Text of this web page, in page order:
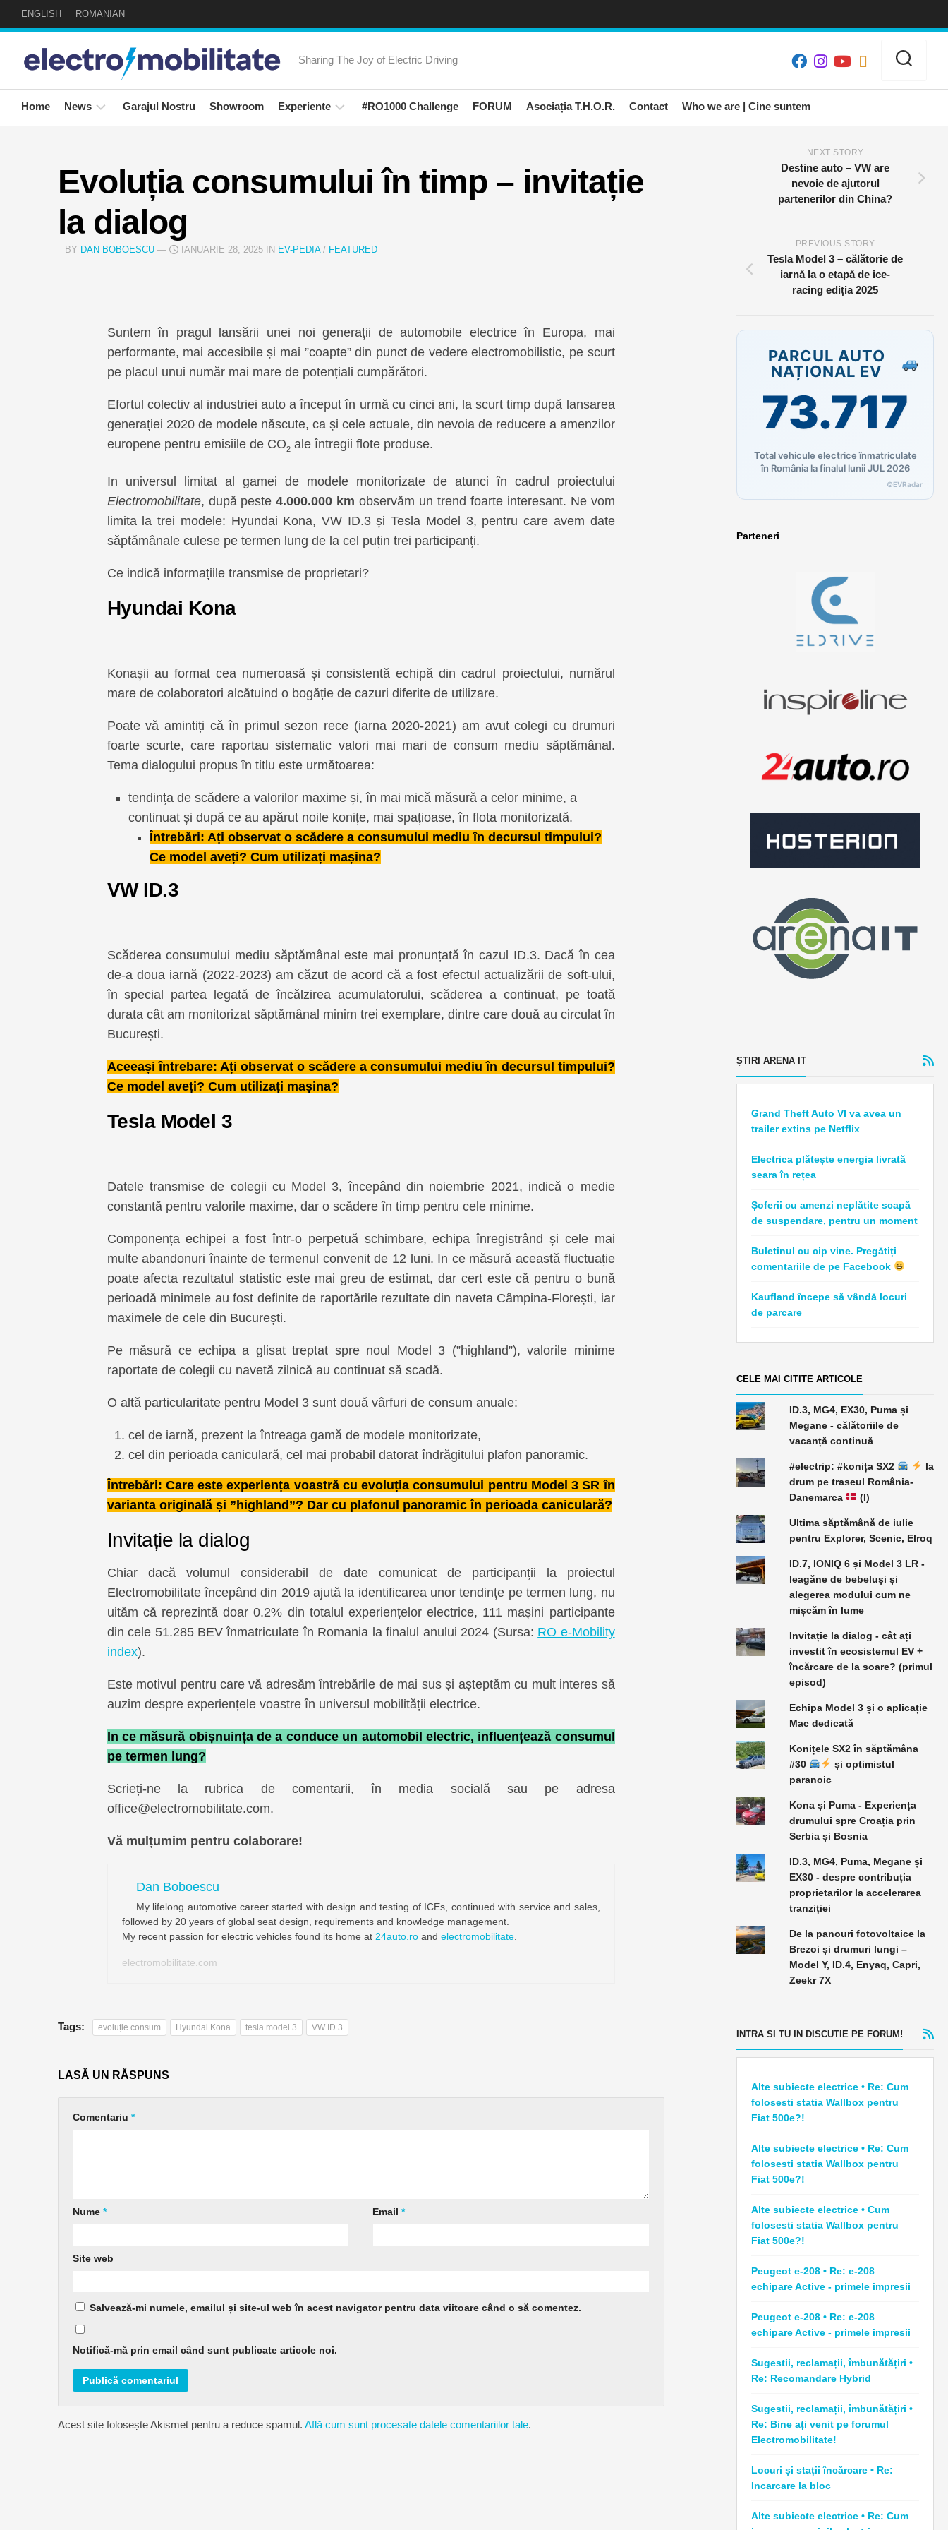
ENGLISH ROMANIAN
Sharing The Joy of Electric Driving
Home News
Social
News
Newsletter
Garajul Nostru Showroom Experiente
RoadTrips!
#RO1000 Challenge FORUM Asociația T.H.O.R. Contact Who we are | Cine suntem
Evoluția consumului în timp – invitație
la dialog
BY DAN BOBOESCU— IANUARIE 28, 2025 IN EV-PEDIA/ FEATURED
Suntem în pragul lansării unei noi generații de automobile electrice în Europa, mai
performante, mai accesibile și mai ”coapte” din punct de vedere electromobilistic, pe scurt
pe placul unui număr mai mare de potențiali cumpărători.
Efortul colectiv al industriei auto a început în urmă cu cinci ani, la scurt timp după lansarea
generației 2020 de modele născute, ca și cele actuale, din nevoia de reducere a amenzilor
europene pentru emisiile de CO2ale întregii flote produse.
In universul limitat al gamei de modele monitorizate de atunci în cadrul proiectului
Electromobilitate, după peste4.000.000 km observăm un trend foarte interesant. Ne vom
limita la trei modele: Hyundai Kona, VW ID.3 și Tesla Model 3, pentru care avem date
săptămânale culese pe termen lung de la cel puțin trei participanți.
Ce indică informațiile transmise de proprietari?
Hyundai Kona
Konașii au format cea numeroasă și consistentă echipă din cadrul proiectului, numărul
mare de colaboratori alcătuind o bogăție de cazuri diferite de utilizare.
Poate vă amintiți că în primul sezon rece (iarna 2020-2021) am avut colegi cu drumuri
foarte scurte, care raportau sistematic valori mai mari de consum mediu săptămânal.
Tema dialogului propus în titlu este următoarea:
tendința de scădere a valorilor maxime și, în mai mică măsură a celor minime, a
continuat și după ce au apărut noile konițe, mai spațioase, în flota monitorizată.
Întrebări: Ați observat o scădere a consumului mediu în decursul timpului?
Ce model aveți? Cum utilizați mașina?
VW ID.3
Scăderea consumului mediu săptămânal este mai pronunțată în cazul ID.3. Dacă în cea
de-a doua iarnă (2022-2023) am căzut de acord că a fost efectul actualizării de soft-ului,
în special partea legată de încălzirea acumulatorului, scăderea a continuat, pe toată
durata cât am monitorizat săptămânal minim trei exemplare, dintre care două au circulat în
București.
Aceeași întrebare: Ați observat o scădere a consumului mediu în decursul timpului?
Ce model aveți? Cum utilizați mașina?
Tesla Model 3
Datele transmise de colegii cu Model 3, începând din noiembrie 2021, indică o medie
constantă pentru valorile maxime, dar o scădere în timp pentru cele minime.
Componența echipei a fost într-o perpetuă schimbare, echipa înregistrând și cele mai
multe abandonuri înainte de termenul convenit de 12 luni. In ce măsură această fluctuație
poate afecta rezultatul statistic este mai greu de estimat, dar cert este că pentru o bună
perioadă minimele au fost definite de raportările rezultate din naveta Câmpina-Florești, iar
maximele de cele din București.
Pe măsură ce echipa a glisat treptat spre noul Model 3 (”highland”), valorile minime
raportate de colegii cu navetă zilnică au continuat să scadă.
O altă particularitate pentru Model 3 sunt două vârfuri de consum anuale:
cel de iarnă, prezent la întreaga gamă de modele monitorizate,
cel din perioada caniculară, cel mai probabil datorat îndrăgitului plafon panoramic.
Întrebări: Care este experiența voastră cu evoluția consumului pentru Model 3 SR în
varianta originală și ”highland”? Dar cu plafonul panoramic în perioada caniculară?
Invitație la dialog
Chiar dacă volumul considerabil de date comunicat de participanții la proiectul
Electromobilitate începând din 2019 ajută la identificarea unor tendințe pe termen lung, nu
uităm că reprezintă doar 0.2% din totalul experiențelor electrice, 111 mașini participante
din cele 51.285 BEV înmatriculate în Romania la finalul anului 2024 (Sursa: RO e-Mobility
index).
Este motivul pentru care vă adresăm întrebările de mai sus și așteptăm cu mult interes să
auzim despre experiențele voastre în universul mobilității electrice.
In ce măsură obișnuința de a conduce un automobil electric, influențează consumul
pe termen lung?
Scrieți-ne la rubrica de comentarii, în media socială sau pe adresa
office@electromobilitate.com.
Vă mulțumim pentru colaborare!
Dan Boboescu
My lifelong automotive career started with design and testing of ICEs, continued with service and sales,
followed by 20 years of global seat design, requirements and knowledge management.
My recent passion for electric vehicles found its home at 24auto.roand electromobilitate.
electromobilitate.com
Tags: evoluție consum Hyundai Kona tesla model 3 VW ID.3
LASĂ UN RĂSPUNS
Comentariu *
Nume * Email *
Site web
Salvează-mi numele, emailul și site-ul web în acest navigator pentru data viitoare când o să comentez.
Notifică-mă prin email când sunt publicate articole noi.
Acest site folosește Akismet pentru a reduce spamul. Află cum sunt procesate datele comentariilor tale.
NEXT STORY
Destine auto – VW are
nevoie de ajutorul
partenerilor din China?
PREVIOUS STORY
Tesla Model 3 – călătorie de
iarnă la o etapă de ice-
racing ediția 2025
PARCUL AUTO
NAȚIONAL EV
73.717
Total vehicule electrice înmatriculate
în România la finalul lunii JUL 2026
©EVRadar
Parteneri
ȘTIRI ARENA IT
Grand Theft Auto VI va avea un
trailer extins pe Netflix
Electrica plătește energia livrată
seara în rețea
Șoferii cu amenzi neplătite scapă
de suspendare, pentru un moment
Buletinul cu cip vine. Pregătiți
comentariile de pe Facebook
Kaufland începe să vândă locuri
de parcare
CELE MAI CITITE ARTICOLE
ID.3, MG4, EX30, Puma și
Megane - călătoriile de
vacanță continuă
#electrip: #konița SX2
la
drum pe traseul România-
Danemarca
(I)
Ultima săptămână de iulie
pentru Explorer, Scenic, Elroq
ID.7, IONIQ 6 și Model 3 LR -
leagăne de bebeluși și
alegerea modului cum ne
mișcăm în lume
Invitație la dialog - cât ați
investit în ecosistemul EV +
încărcare de la soare? (primul
episod)
Echipa Model 3 și o aplicație
Mac dedicată
Konițele SX2 în săptămâna
#30
și optimistul
paranoic
Kona și Puma - Experiența
drumului spre Croația prin
Serbia și Bosnia
ID.3, MG4, Puma, Megane și
EX30 - despre contribuția
proprietarilor la accelerarea
tranziției
De la panouri fotovoltaice la
Brezoi și drumuri lungi –
Model Y, ID.4, Enyaq, Capri,
Zeekr 7X
INTRA SI TU IN DISCUTIE PE FORUM!
Alte subiecte electrice • Re: Cum
folosesti statia Wallbox pentru
Fiat 500e?!
Alte subiecte electrice • Re: Cum
folosesti statia Wallbox pentru
Fiat 500e?!
Alte subiecte electrice • Cum
folosesti statia Wallbox pentru
Fiat 500e?!
Peugeot e-208 • Re: e-208
echipare Active - primele impresii
Peugeot e-208 • Re: e-208
echipare Active - primele impresii
Sugestii, reclamații, îmbunătățiri •
Re: Recomandare Hybrid
Sugestii, reclamații, îmbunătățiri •
Re: Bine ați venit pe forumul
Electromobilitate!
Locuri și stații încărcare • Re:
Incarcare la bloc
Alte subiecte electrice • Re: Cum